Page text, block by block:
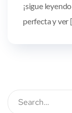
¡sigue
perfecta y ver